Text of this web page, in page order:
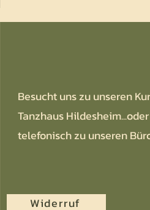
Besucht uns zu unseren
Tanzhaus
telefonisch zu unseren
Widerruf